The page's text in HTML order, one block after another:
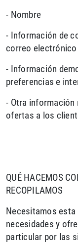
- Nombre
- Información de
correo electrónico
- Información
preferencias e
- Otra
ofertas a los
QUÉ HACEMOS
RECOPILAMOS
Necesitamos
necesidades y
particular por las